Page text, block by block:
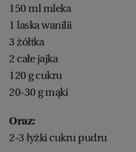
150 ml mleka
1 laska wanilii
3 żółtka
2 całe jajka
120 g cukru
20-30 g mąki
Oraz:
2-3 łyżki cukru pudru